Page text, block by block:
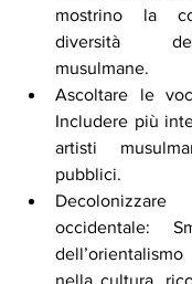
mostrino la
diversità
musulmane.
Ascoltare le
Includere più
artisti
pubblici.
occidentale: